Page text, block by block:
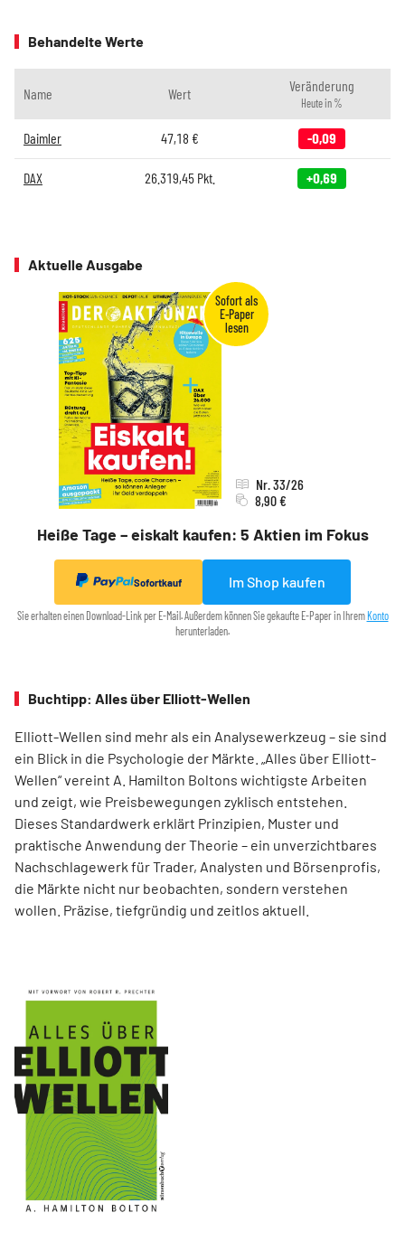
Behandelte Werte
Name Wert Veränderung
Heute in %
Daimler 47,18 € -0,09
DAX 26.319,45Pkt. +0,69
Aktuelle Ausgabe
Heiße Tage – eiskalt kaufen: 5 Aktien im Fokus
Nr. 33/26
8,90 €
Sofortkauf Im Shop kaufen
Sie erhalten einen Download-Link per E-Mail. Außerdem können Sie gekaufte E-Paper in Ihrem Konto
herunterladen.
Buchtipp: Alles über Elliott-Wellen
Elliott-Wellen sind mehr als ein Analysewerkzeug – sie sind
ein Blick in die Psychologie der Märkte. „Alles über Elliott-
Wellen“ vereint A. Hamilton Boltons wichtigste Arbeiten
und zeigt, wie Preisbewegungen zyklisch entstehen.
Dieses Standardwerk erklärt Prinzipien, Muster und
praktische Anwendung der Theorie – ein unverzichtbares
Nachschlagewerk für Trader, Analysten und Börsenprofis,
die Märkte nicht nur beobachten, sondern verstehen
wollen. Präzise, tiefgründig und zeitlos aktuell.